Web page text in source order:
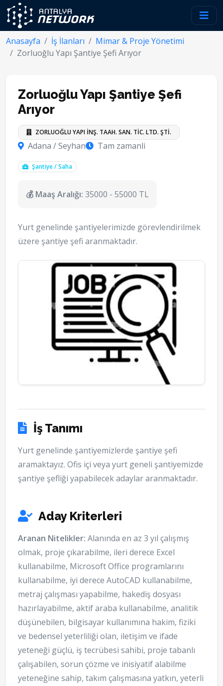
Anasayfa İş İlanları
Mimar & Proje Yönetimi
Zorluoğlu Yapı Şantiye Şefi Arıyor
Zorluoğlu Yapı Şantiye Şefi
Arıyor
ZORLUOĞLU YAPI İNŞ. TAAH. SAN. TİC. LTD. ŞTİ.
Adana / Seyhan Tam zamanli
Şantiye / Saha
💰 Maaş Aralığı: 35000 - 55000 TL
Yurt genelinde şantiyelerimizde görevlendirilmek
üzere şantiye şefi aranmaktadır.
İş Tanımı
Yurt genelinde şantiyemizlerde şantiye şefi
aramaktayız. Ofis içi veya yurt geneli şantiyemizde
şantiye şefliği yapabilecek adaylar aranmaktadır.
Aday Kriterleri
Aranan Nitelikler: Alanında en az 3 yıl çalışmış
olmak, proje çıkarabilme, ileri derece Excel
kullanabilme, Microsoft Office programlarını
kullanabilme, iyi derece AutoCAD kullanabilme,
metraj çalışması yapabilme, hakediş dosyası
hazırlayabilme, aktif araba kullanabilme, analitik
düşünebilen, bilgisayar kullanımına hakim, fiziki
ve bedensel yeterliliği olan, iletişim ve ifade
yeteneği güçlü, iş tecrübesi sahibi, proje tabanlı
çalışabilen, sorun çözme ve inisiyatif alabilme
yeteneğine sahip, takım çalışmasına yatkın, yeterli